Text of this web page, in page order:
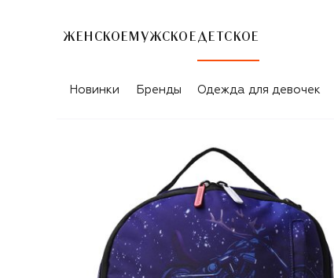
ЖЕНСКОЕ МУЖСКОЕ ДЕТСКОЕ
Новинки Бренды Одежда для девочек